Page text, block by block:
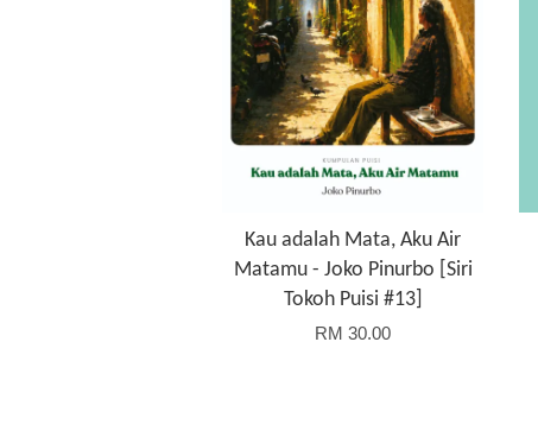
Kau adalah Mata, Aku Air
Matamu - Joko Pinurbo [Siri
Tokoh Puisi #13]
RM 30.00